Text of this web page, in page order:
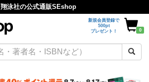
翔泳社の公式通販SEshop
新規会員登録で
500pt
プレゼント！
0